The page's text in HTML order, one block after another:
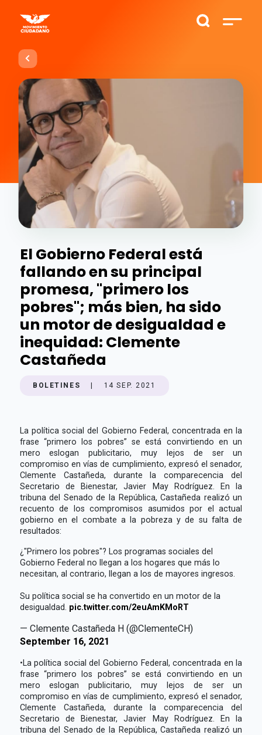
El Gobierno Federal está
fallando en su principal
promesa, "primero los
pobres"; más bien, ha sido
un motor de desigualdad e
inequidad: Clemente
Castañeda
BOLETINES 14 SEP. 2021
La política social del Gobierno Federal, concentrada en la
frase “primero los pobres” se está convirtiendo en un
mero eslogan publicitario, muy lejos de ser un
compromiso en vías de cumplimiento, expresó el senador,
Clemente Castañeda, durante la comparecencia del
Secretario de Bienestar, Javier May Rodríguez. En la
tribuna del Senado de la República, Castañeda realizó un
recuento de los compromisos asumidos por el actual
gobierno en el combate a la pobreza y de su falta de
resultados:
¿"Primero los pobres"? Los programas sociales del
Gobierno Federal no llegan a los hogares que más lo
necesitan, al contrario, llegan a los de mayores ingresos.
Su política social se ha convertido en un motor de la
desigualdad. pic.twitter.com/2euAmKMoRT
— Clemente Castañeda H (@ClementeCH)
September 16, 2021
•La política social del Gobierno Federal, concentrada en la
frase “primero los pobres” se está convirtiendo en un
mero eslogan publicitario, muy lejos de ser un
compromiso en vías de cumplimiento, expresó el senador,
Clemente Castañeda, durante la comparecencia del
Secretario de Bienestar, Javier May Rodríguez. En la
tribuna del Senado de la República, Castañeda realizó un